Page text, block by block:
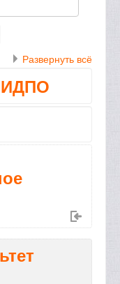
Развернуть всё
ИДПО